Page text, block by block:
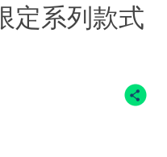
定系列款式